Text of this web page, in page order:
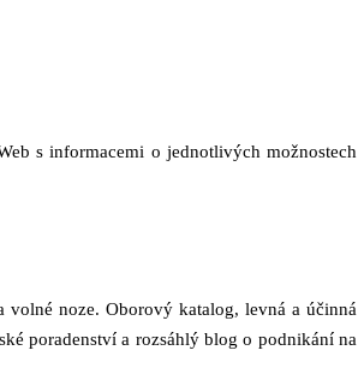
s informacemi o jednotlivých možnostech
noze. Oborový katalog, levná a účinná
poradenství a rozsáhlý blog o podnikání na